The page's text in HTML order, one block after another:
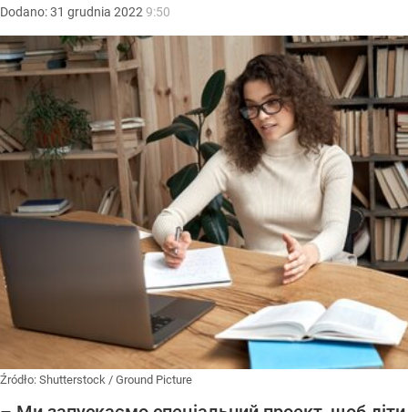
Dodano:31 grudnia 2022 9:50
Źródło: Shutterstock / Ground Picture